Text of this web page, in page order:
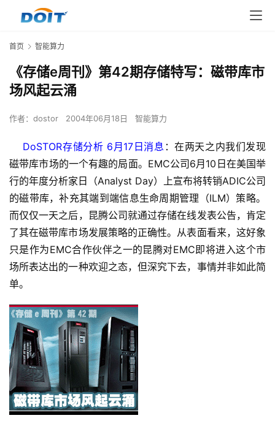
首页 智能算力
《存储e周刊》第42期存储特写：磁带库市
场风起云涌
作者： dostor 2004年06月18日 智能算力
DoSTOR存储分析 6月17日消息 ：在两天之内我们发现
磁带库市场的一个有趣的局面。EMC公司6月10日在美国举
行的年度分析家日（Analyst Day）上宣布将转销ADIC公司
的磁带库，补充其端到端信息生命周期管理（ILM）策略。
而仅仅一天之后，昆腾公司就通过存储在线发表公告，肯定
了其在磁带库市场发展策略的正确性。从表面看来，这好象
只是作为EMC合作伙伴之一的昆腾对EMC即将进入这个市
场所表达出的一种欢迎之态，但深究下去，事情并非如此简
单。